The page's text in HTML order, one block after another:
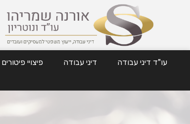
עו"ד דיני עבודה דיני עבודה פיצויי פיטורים